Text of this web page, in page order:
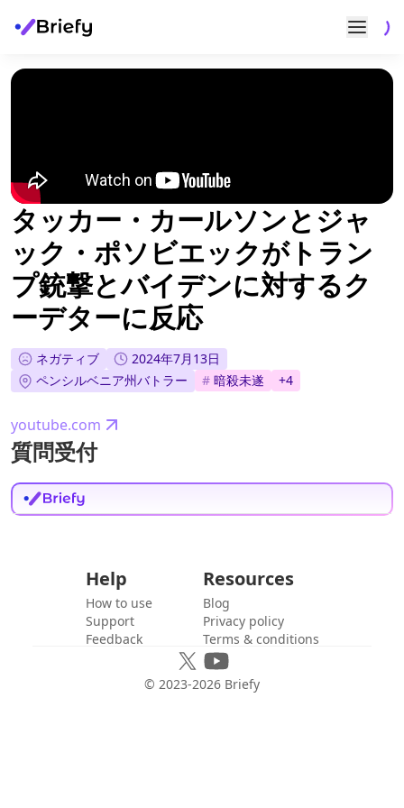
タッカー・カールソンとジャ
ック・ポソビエックがトラン
プ銃撃とバイデンに対するク
ーデターに反応
ネガティブ
2024年7月13日
ペンシルベニア州バトラー
# 暗殺未遂 +4
youtube.com
質問受付
Help
How to use
Support
Feedback
Resources
Blog
Privacy policy
Terms & conditions
© 2023-2026 Briefy